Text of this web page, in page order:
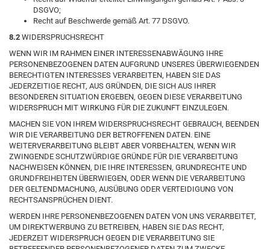
DSGVO;
Recht auf Beschwerde gemäß Art. 77 DSGVO.
8.2 WIDERSPRUCHSRECHT
WENN WIR IM RAHMEN EINER INTERESSENABWÄGUNG IHRE
PERSONENBEZOGENEN DATEN AUFGRUND UNSERES ÜBERWIEGENDEN
BERECHTIGTEN INTERESSES VERARBEITEN, HABEN SIE DAS
JEDERZEITIGE RECHT, AUS GRÜNDEN, DIE SICH AUS IHRER
BESONDEREN SITUATION ERGEBEN, GEGEN DIESE VERARBEITUNG
WIDERSPRUCH MIT WIRKUNG FÜR DIE ZUKUNFT EINZULEGEN.
MACHEN SIE VON IHREM WIDERSPRUCHSRECHT GEBRAUCH, BEENDEN
WIR DIE VERARBEITUNG DER BETROFFENEN DATEN. EINE
WEITERVERARBEITUNG BLEIBT ABER VORBEHALTEN, WENN WIR
ZWINGENDE SCHUTZWÜRDIGE GRÜNDE FÜR DIE VERARBEITUNG
NACHWEISEN KÖNNEN, DIE IHRE INTERESSEN, GRUNDRECHTE UND
GRUNDFREIHEITEN ÜBERWIEGEN, ODER WENN DIE VERARBEITUNG
DER GELTENDMACHUNG, AUSÜBUNG ODER VERTEIDIGUNG VON
RECHTSANSPRÜCHEN DIENT.
WERDEN IHRE PERSONENBEZOGENEN DATEN VON UNS VERARBEITET,
UM DIREKTWERBUNG ZU BETREIBEN, HABEN SIE DAS RECHT,
JEDERZEIT WIDERSPRUCH GEGEN DIE VERARBEITUNG SIE